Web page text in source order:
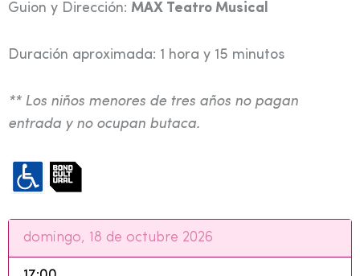
Guion y Dirección: MAX Teatro Musical
Duración aproximada: 1 hora y 15 minutos
** Los niños menores de tres años no pagan
entrada y no ocupan butaca.
domingo, 18 de octubre 2026